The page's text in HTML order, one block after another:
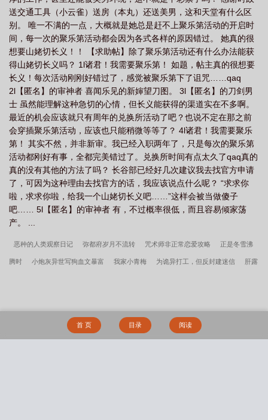
吧？没关系！我理解的，真是惹人怜爱的前辈啊！”——之后。破天
荒地受到了一条长语音：“……你在胡乱猜测些什么呢？”不难听出他
话语的无奈和恼火。哦哦，生气了。哦哦！！这个声音！我，又一
次坠入爱河了！可即使都已经这样了，他还是不愿意见面，真是让
人发愁。一直到某个并不算太特殊的午后。好吧还是挺特殊的。那
时候，我终于站在贴纸所前，决定兑换因为各种原因而错过活动，
始终没得到的，心心念念的监察官……忽然有一只手从旁边伸过来
拦下了我的动作。伴随着怎么都藏不住的气急败坏。“你就这么心急
吗？带回去另一个我也没关系？”……诶？公务员、蓝钻……长
义？！＊阅读指南1.小甜文，前期情感发展速度很快，建议看之前抛
弃脑子。2.有其他刀男对女主（非常不明显）的单箭头，但女主全程
箭头长义。其他单箭头不会表白也不会越界，纯陪跑！当做不存在
或者单纯亲情也可以！
送交通工具（小云雀）送房（本丸）还送美男，这和天堂有什么区
别。 唯一不满的一点，大概就是她总是赶不上聚乐第活动的开启时
间，每一次的聚乐第活动都会因为各式各样的原因错过。 她真的很
想要山姥切长义！！ 【求助帖】除了聚乐第活动还有什么办法能获
得山姥切长义吗？ 1l诸君！我需要聚乐第！ 如题，帖主真的很想要
长义！每次活动刚刚好错过了，感觉被聚乐第下了诅咒……qaq
2l【匿名】的审神者 喜闻乐见的新婶望刀图。 3l【匿名】的刀剑男
士 虽然能理解这种急切的心情，但长义能获得的渠道实在不多啊。
最近的机会应该就只有周年的兑换所活动了吧？也说不定在那之前
会穿插聚乐第活动，应该也只能稍微等等了？ 4l诸君！我需要聚乐
第！ 其实不然，并非新审。我已经入职两年了，只是每次的聚乐第
活动都刚好有事，全都完美错过了。兑换所时间有点太久了qaq真的
真的没有其他的方法了吗？ 长谷部已经好几次建议我去找官方申请
了，可因为这种理由去找官方的话，我应该说点什么呢？ “求求你
啦，求求你啦，给我一个山姥切长义吧……”这样会被当做傻子
吧…… 5l【匿名】的审神者 有，不过概率很低，而且容易倾家荡
产。 ...
恶种的人类观察日记 弥都府岁月不流转 咒术师非正常恋爱攻略 正是冬雪沸
腾时 小炮灰异世写狗血文暴富 我家小青梅 为诡异打工，但反封建迷信 肝露
灰病美人he了（穿书） 神豪投资，日赚千万[娱乐圈] 耽美女配绑定攻略系统后
首 页 目录 阅读